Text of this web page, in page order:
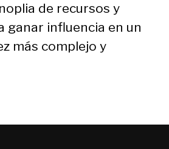
de recursos y
ganar influencia en un
más complejo y